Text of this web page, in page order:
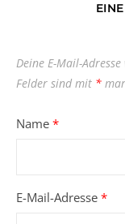
Deine E-Mail-
Felder sind mit *
Name *
E-Mail-Adresse *